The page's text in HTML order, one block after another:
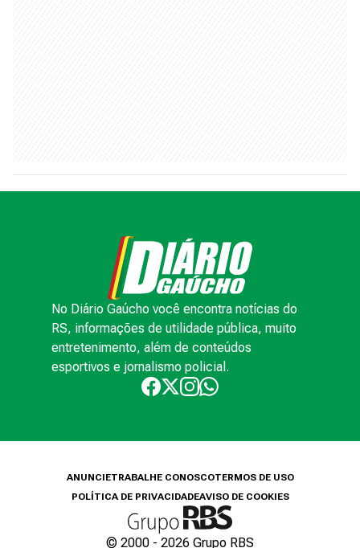
No Diário Gaúcho você encontra notícias do
RS, informações de utilidade pública, muito
entretenimento, além de conteúdos
esportivos e jornalismo policial.
ANUNCIETRABALHE CONOSCOTERMOS DE USO
POLÍTICA DE PRIVACIDADEAVISO DE COOKIES
© 2000 - 2026 Grupo RBS